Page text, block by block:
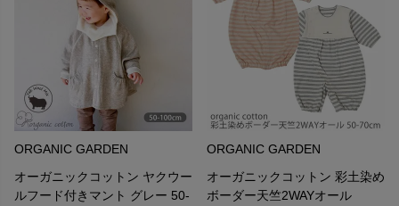
ORGANIC GARDEN
オーガニックコットン ヤクウー
ルフード付きマント グレー 50-
ORGANIC GARDEN
オーガニックコットン 彩土染め
ボーダー天竺2WAYオール